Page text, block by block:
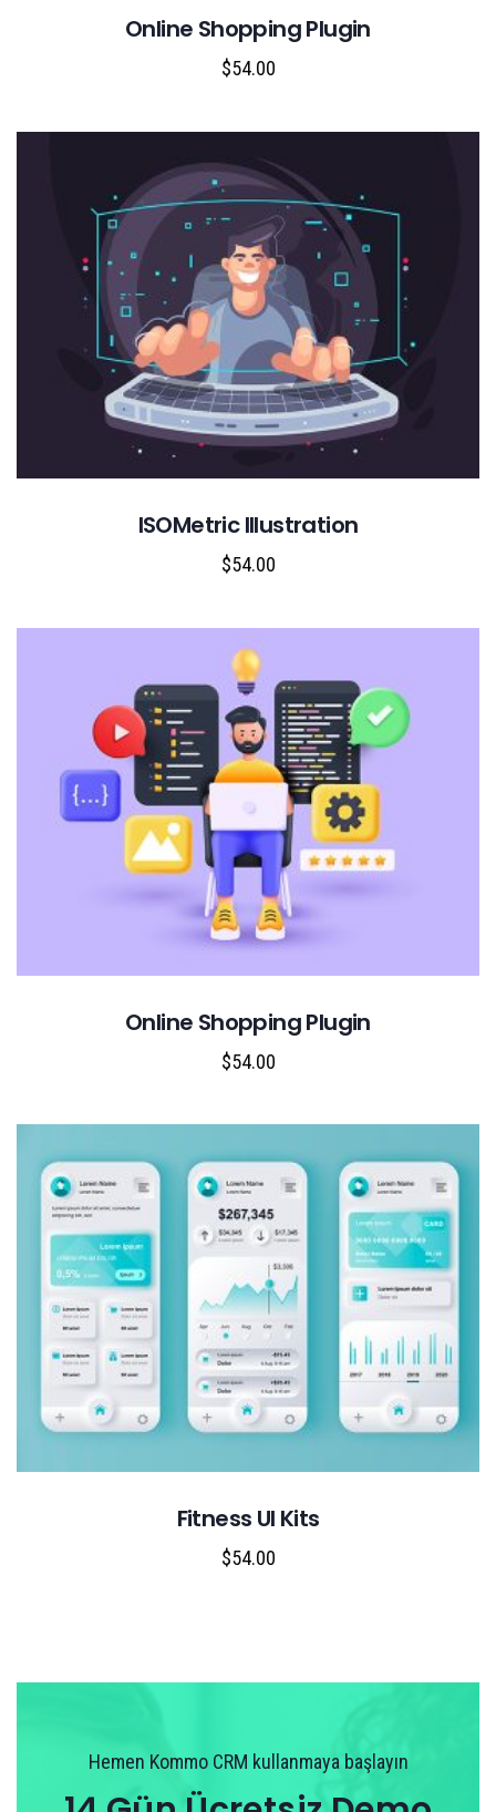
Online Shopping Plugin
$54.00
ISOMetric Illustration
$54.00
Online Shopping Plugin
$54.00
Fitness UI Kits
$54.00
Hemen Kommo CRM kullanmaya başlayın